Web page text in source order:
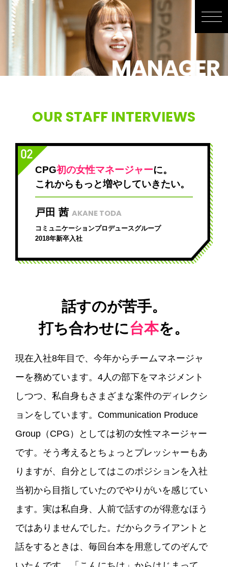
OUR STAFF INTERVIEWS
CPG初の女性マネージャーに。
これからもっと増やしていきたい。
戸田 茜 AKANE TODA
コミュニケーションプロデュースグループ
2018年新卒入社
話すのが苦手。
打ち合わせに台本を。
現在入社8年目で、今年からチームマネージャ
ーを務めています。4人の部下をマネジメント
しつつ、私自身もさまざまな案件のディレクシ
ョンをしています。Communication Produce
Group（CPG）としては初の女性マネージャー
です。そう考えるとちょっとプレッシャーもあ
りますが、自分としてはこのポジションを入社
当初から目指していたのでやりがいを感じてい
ます。実は私自身、人前で話すのが得意なほう
ではありませんでした。だからクライアントと
話をするときは、毎回台本を用意してのぞんで